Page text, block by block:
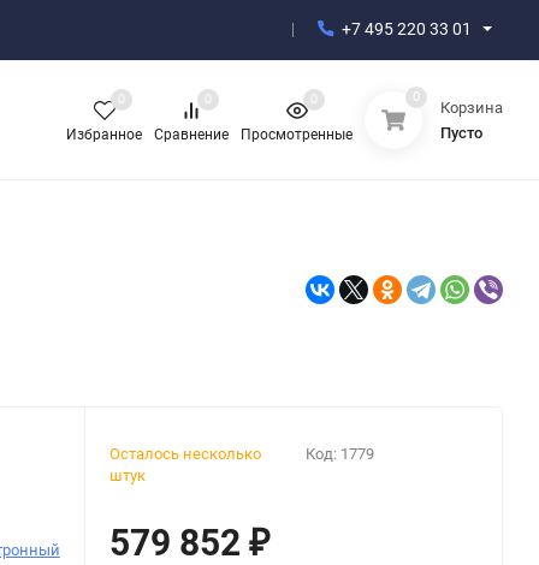
+7 495 220 33 01
Избранное
0
Сравнение
0
Просмотренные
0 0
Корзина
Пусто
Осталось несколько
штук
Код: 1779
579 852 ₽